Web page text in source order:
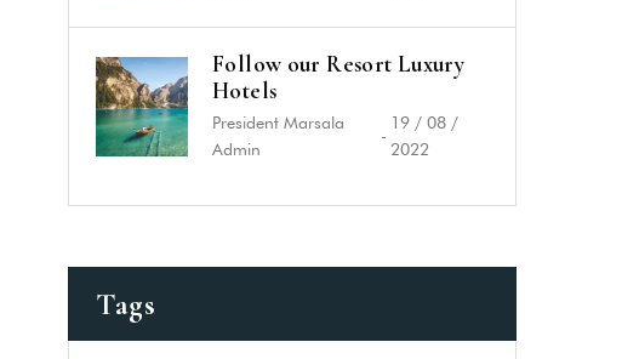
Follow our Resort Luxury
Hotels
President Marsala
Admin
-
19 / 08 /
2022
Tags